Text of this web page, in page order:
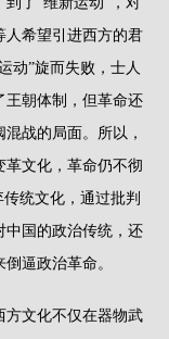
人希望引进西方的君
动”旋而失败，士人
王朝体制，但革命还
战的局面。所以，
文化，革命仍不彻
统文化，通过批判
中国的政治传统，还
逼政治革命。
方文化不仅在器物武